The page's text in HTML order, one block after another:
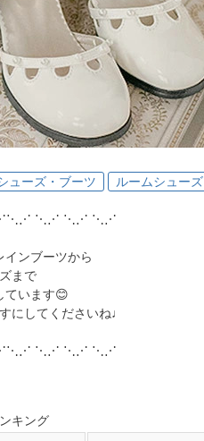
ューズ・ブーツ ルームシューズ
⋱⋰ ⋱⋰ ⋱⋰
インブーツから
まで
ています😊
にしてくださいね♩
⋱⋰ ⋱⋰ ⋱⋰
キング